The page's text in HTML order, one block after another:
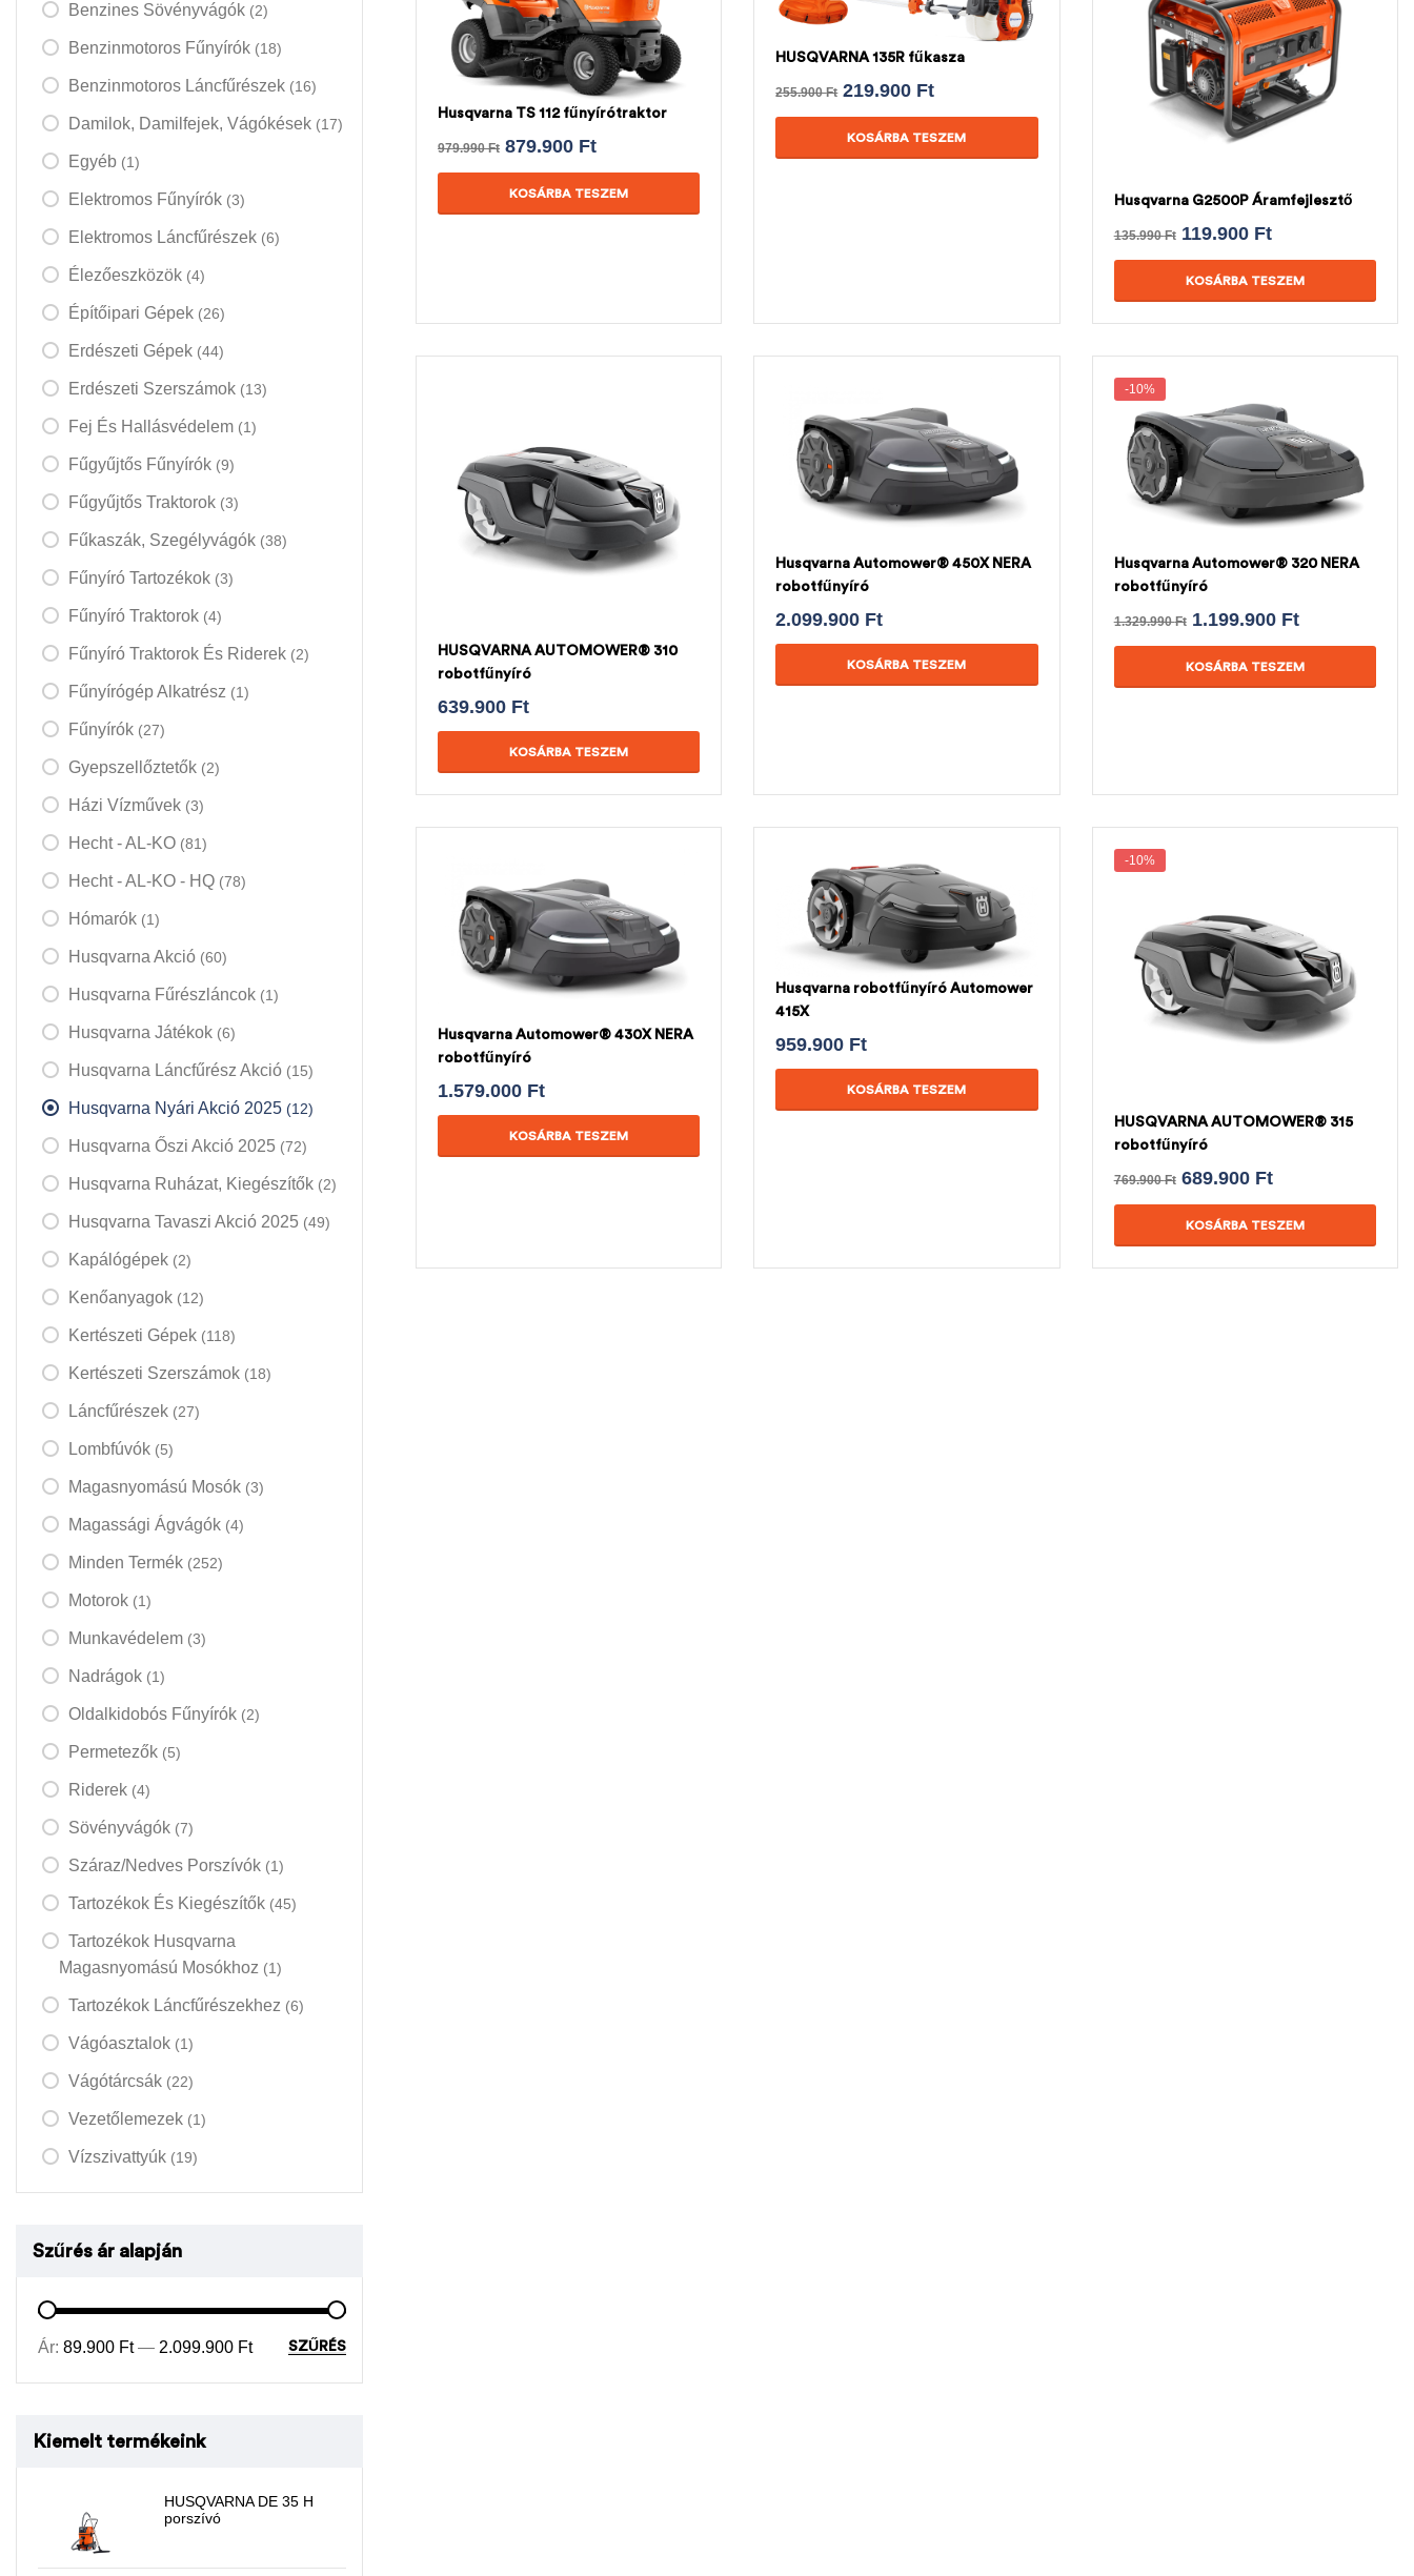
Husqvarna TS 112 fűnyírótraktor
979.990Ft 879.900 Ft
KOSÁRBA TESZEM
HUSQVARNA 135R fűkasza
255.900Ft 219.900 Ft
KOSÁRBA TESZEM
Husqvarna G2500P Áramfejlesztő
135.990Ft 119.900 Ft
KOSÁRBA TESZEM
HUSQVARNA AUTOMOWER® 310
robotfűnyíró
639.900 Ft
KOSÁRBA TESZEM
Husqvarna Automower® 450X NERA
robotfűnyíró
2.099.900 Ft
KOSÁRBA TESZEM
-10%
Husqvarna Automower® 320 NERA
robotfűnyíró
1.329.990Ft 1.199.900 Ft
KOSÁRBA TESZEM
Husqvarna Automower® 430X NERA
robotfűnyíró
1.579.000 Ft
KOSÁRBA TESZEM
Husqvarna robotfűnyíró Automower
415X
959.900 Ft
KOSÁRBA TESZEM
-10%
HUSQVARNA AUTOMOWER® 315
robotfűnyíró
769.900Ft 689.900 Ft
KOSÁRBA TESZEM
Benzines Sövényvágók (2)
Benzinmotoros Fűnyírók (18)
Benzinmotoros Láncfűrészek (16)
Damilok, Damilfejek, Vágókések (17)
Egyéb (1)
Elektromos Fűnyírók (3)
Elektromos Láncfűrészek (6)
Élezőeszközök (4)
Építőipari Gépek (26)
Erdészeti Gépek (44)
Erdészeti Szerszámok (13)
Fej És Hallásvédelem (1)
Fűgyűjtős Fűnyírók (9)
Fűgyűjtős Traktorok (3)
Fűkaszák, Szegélyvágók (38)
Fűnyíró Tartozékok (3)
Fűnyíró Traktorok (4)
Fűnyíró Traktorok És Riderek (2)
Fűnyírógép Alkatrész (1)
Fűnyírók (27)
Gyepszellőztetők (2)
Házi Vízművek (3)
Hecht - AL-KO (81)
Hecht - AL-KO - HQ (78)
Hómarók (1)
Husqvarna Akció (60)
Husqvarna Fűrészláncok (1)
Husqvarna Játékok (6)
Husqvarna Láncfűrész Akció (15)
Husqvarna Nyári Akció 2025 (12)
Husqvarna Őszi Akció 2025 (72)
Husqvarna Ruházat, Kiegészítők (2)
Husqvarna Tavaszi Akció 2025 (49)
Kapálógépek (2)
Kenőanyagok (12)
Kertészeti Gépek (118)
Kertészeti Szerszámok (18)
Láncfűrészek (27)
Lombfúvók (5)
Magasnyomású Mosók (3)
Magassági Ágvágók (4)
Minden Termék (252)
Motorok (1)
Munkavédelem (3)
Nadrágok (1)
Oldalkidobós Fűnyírók (2)
Permetezők (5)
Riderek (4)
Sövényvágók (7)
Száraz/nedves Porszívók (1)
Tartozékok És Kiegészítők (45)
Tartozékok Husqvarna
Magasnyomású Mosókhoz (1)
Tartozékok Láncfűrészekhez (6)
Vágóasztalok (1)
Vágótárcsák (22)
Vezetőlemezek (1)
Vízszivattyúk (19)
Szűrés ár alapján
SZŰRÉS
Ár: 89.900 Ft— 2.099.900 Ft
Kiemelt termékeink
HUSQVARNA DE 35 H
porszívó